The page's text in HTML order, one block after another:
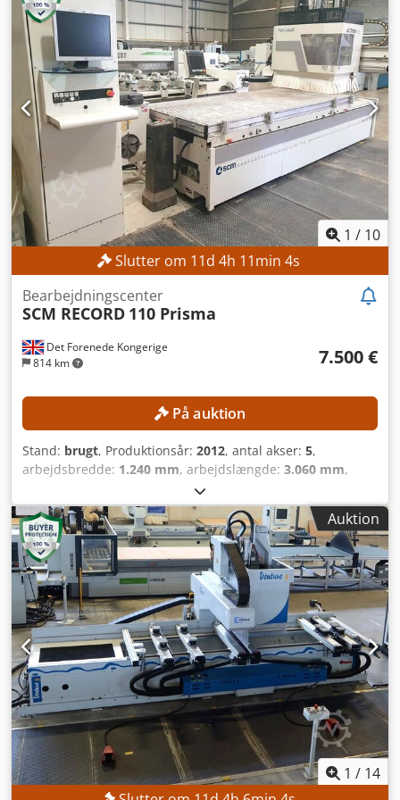
Antal aksler: 3 Antal værktøjsmagasinpladser: 15
Bordlængde: 3.720 mm Bordbredde: 2.100 mm
MASKINENS DETALJER Betjeningsform: elektrisk
Dimensioner (L x B x H): 9.766 x 4.789 x 2.288 mm
Djdozrfhbspfx Am Aock UDSTYR CE-mærkning
Dokumentation/Brugsanvisning
1 / 10
Slutter om 11d 4h 11min 2s
Det Forenede Kongerige
814 km
Bearbejdningscenter
SCM RECORD 110 Prisma
7.500 €
På auktion
Stand: brugt, Produktionsår: 2012, antal akser: 5,
arbejdsbredde: 1.240 mm, arbejdslængde: 3.060 mm,
, TEKNISKE DETALJER
Bearbejdningsmetode: Boring, fræsning Arbejdsområde X-
akse: 3.060 mm Arbejdsområde Y-akse: 1.240 mm Maks.
pladetykkelse: 200 mm Antal arbejdsområder: 2 Bordtype:
Fladt bord Bordudførelse: Nesting Bordlængde: 3.060 mm
Bordbredde: 1.240 mm Antal styrede akser: 5
Dodpezmvqvefx Am Aock Boreenhed Antal boreenheder: 1
Monteringsposition: ovenpå Vertikale boreaksler: 12
Horisontale boreaksler, X-retning: 4 Horisontale boreaksler,
Y-retning: 2 Samlet antal boreaksler: 18 Fræseaksel Antal
fræseaksler: 1 Monteringsposition: ovenpå Styrede akser: 5
Aksekøling: Væskekøling Fasingsenhed Antal
fasingsenheder: 1 Monteringsposition: ovenpå Udførelse:
fastmonteret fasingsenhed Faseringsretning: X-retning
MASKINDETALJER Effekt, hovedelektroaksel: 8,5 kW Effekt,
fræseakselmotor: 8,5 kW Styring: PC-styring
Programmeringssoftware: Xylog Plus Antal
Auktion
1 / 14